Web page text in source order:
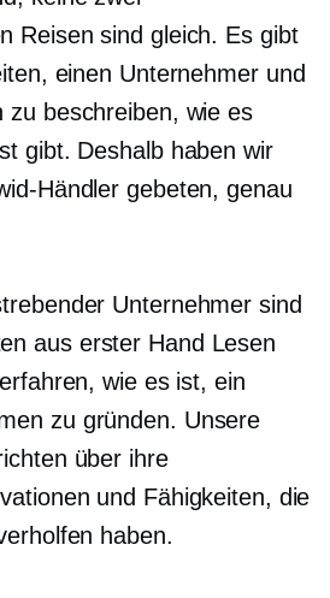
Reisen sind gleich. Es gibt
einen Unternehmer und
zu beschreiben, wie es
gibt. Deshalb haben wir
Händler gebeten, genau
Unternehmer sind
aus erster Hand Lesen
wie es ist, ein
zu gründen. Unsere
über ihre
und Fähigkeiten, die
haben.